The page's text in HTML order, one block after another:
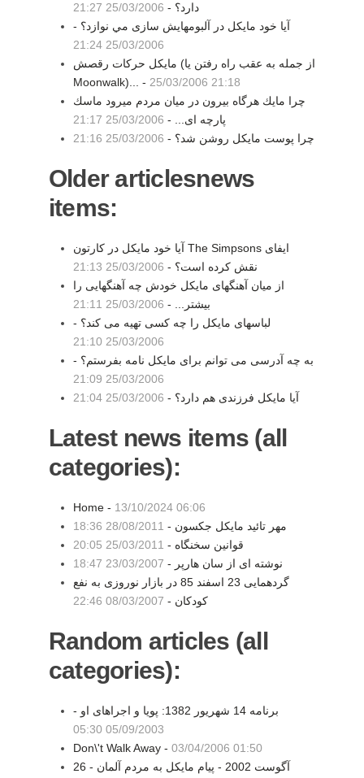
دارد؟ - 25/03/2006 21:27
آيا خود مايكل در آلبومهايش سازی مي نوازد؟ -
25/03/2006 21:24
مايكل حركات رقصش (از جمله به عقب راه رفتن يا
Moonwalk)... - 25/03/2006 21:18
چرا مايك هرگاه بيرون در ميان مردم ميرود ماسك
پارچه ای... - 25/03/2006 21:17
چرا پوست مايكل روشن شد؟ - 25/03/2006 21:16
Older articlesnews
items:
آيا خود مايكل در كارتون The Simpsons ايفای
نقش كرده است؟ - 25/03/2006 21:13
از ميان آهنگهای مايكل خودش چه آهنگهايی را
بيشتر... - 25/03/2006 21:11
لباسهای مايكل را چه كسی تهيه می كند؟ -
25/03/2006 21:10
به چه آدرسی می توانم برای مايكل نامه بفرستم؟ -
25/03/2006 21:09
آيا مايكل فرزندی هم دارد؟ - 25/03/2006 21:04
Latest news items (all
categories):
Home - 13/10/2024 06:06
مهر تائید مایکل جکسون - 28/08/2011 18:36
قوانین سخنگاه - 25/03/2011 20:05
نوشته ای از سان هارپر - 23/03/2007 18:47
گردهمایی 23 اسفند 85 در بازار نوروزی به نفع
کودکان - 08/03/2007 22:46
Random articles (all
categories):
برنامه 14 شهريور 1382: پويا و اجراهای او -
05/09/2003 05:30
Don\'t Walk Away - 03/04/2006 01:50
26 آگوست 2002 - پيام مايکل به مردم آلمان -